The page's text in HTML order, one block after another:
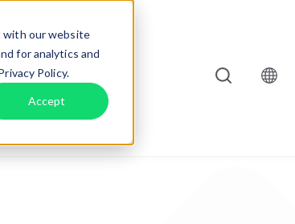
with our website
for analytics and
Policy.
Accept
Adapted taxi
for Business
Drivers Show submenu for About